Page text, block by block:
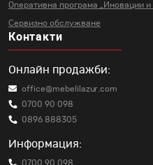
Оперативна програма „Иновации и
Сервизно обслужване
Контакти
Онлайн продажби:
office@mebelilazur.com
0700 90 098
0896 888305
Информация:
0700 90 098